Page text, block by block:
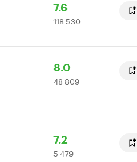
Рейтинг
Кинопоиска
7.6
118
530
118 530
Рейтинг
Кинопоиска
8.0
48
809
48 809
Рейтинг
Кинопоиска
7.2
5
479
5 479